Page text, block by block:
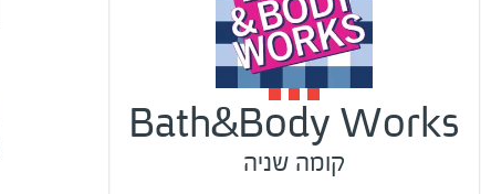
Bath&Body Works
קומה שניה